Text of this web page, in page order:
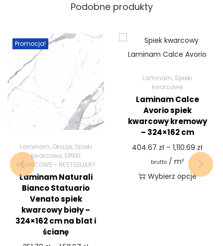
Podobne produkty
Promocja!
Laminam, Okazje, Spieki
kwarcowe, SPIEKI
KWARCOWE - BESTSELLERY
Laminam Naturali
Bianco Statuario
Venato spiek
kwarcowy biały –
324×162 cm na blat i
ścianę
Laminam, Spieki
kwarcowe
Laminam Calce
Avorio spiek
kwarcowy kremowy
– 324×162 cm
404.67 zł – 1,110.69 zł
brutto/ m²
Wybierz opcje